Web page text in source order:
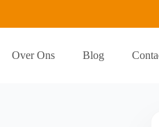
Over Ons Blog